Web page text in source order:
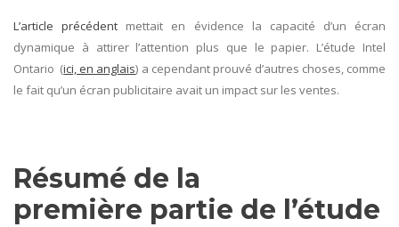
L’article précédent mettait en évidence la capacité d’un écran
dynamique à attirer l’attention plus que le papier. L’étude Intel
Ontario (ici, en anglais) a cependant prouvé d’autres choses, comme
le fait qu’un écran publicitaire avait un impact sur les ventes.
Résumé de la
première partie de l’étude